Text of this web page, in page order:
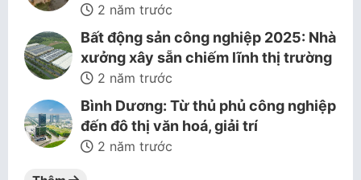
2 năm trước
Bất động sản công nghiệp 2025: Nhà
xưởng xây sẵn chiếm lĩnh thị trường
2 năm trước
Bình Dương: Từ thủ phủ công nghiệp
đến đô thị văn hoá, giải trí
2 năm trước